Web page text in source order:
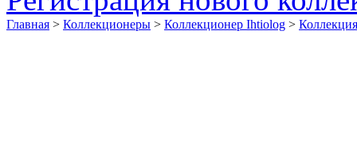
Главная > Коллекционеры > Коллекционер Ihtiolog >